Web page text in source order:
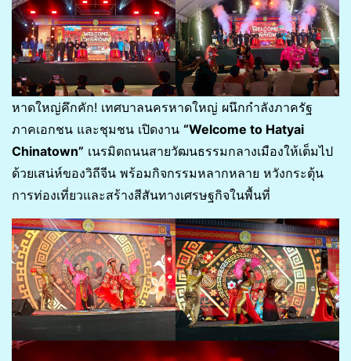
หาดใหญ่คึกคัก! เทศบาลนครหาดใหญ่ ผนึกกำลังภาครัฐ
ภาคเอกชน และชุมชน เปิดงาน “Welcome to Hatyai
Chinatown” เนรมิตถนนสายวัฒนธรรมกลางเมืองให้เต็มไป
ด้วยเสน่ห์ของวิถีจีน พร้อมกิจกรรมหลากหลาย หวังกระตุ้น
การท่องเที่ยวและสร้างสีสันทางเศรษฐกิจในพื้นที่